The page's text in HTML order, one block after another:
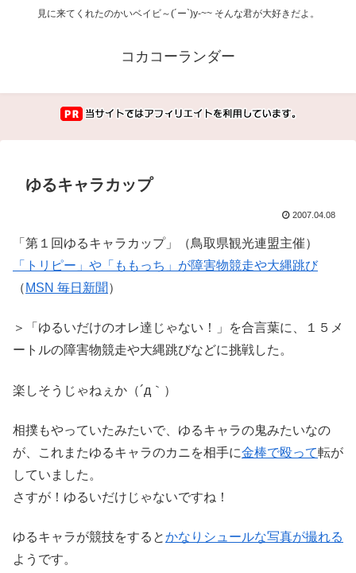
見に来てくれたのかいベイビ～(´ー`)y-~~ そんな君が大好きだよ。
コカコーランダー
ゆるキャラカップ
2007.04.08
「第１回ゆるキャラカップ」（鳥取県観光連盟主催）
「トリピー」や「ももっち」が障害物競走や大縄跳び
（ MSN 毎日新聞 ）
＞「ゆるいだけのオレ達じゃない！」を合言葉に、１５メ
ートルの障害物競走や大縄跳びなどに挑戦した。
楽しそうじゃねぇか（´д｀）
相撲もやっていたみたいで、ゆるキャラの鬼みたいなの
が、これまたゆるキャラのカニを相手に金棒で殴って転が
していました。
さすが！ゆるいだけじゃないですね！
ゆるキャラが競技をするとかなりシュールな写真が撮れる
ようです。